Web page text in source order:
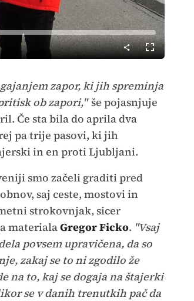
Celozaslonski
način
zapor, ki jih spreminja
ob zapori,"še pojasnjuje
Če sta bila do aprila dva
pa trije pasovi, ki jih
in en proti Ljubljani.
smo začeli graditi pred
saj ceste, mostovi in
strokovnjak, sicer
materialaGregor Ficko. "Vsaj
povsem upravičena, da so
zakaj se to ni zgodilo že
na to, kaj se dogaja na štajerki
se v danih trenutkih pač da